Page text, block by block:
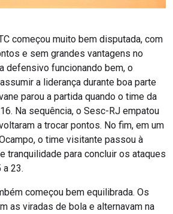
começou muito bem disputada, com
e sem grandes vantagens no
defensivo funcionando bem, o
a liderança durante boa parte
parou a partida quando o time da
Na sequência, o Sesc-RJ empatou
a trocar pontos. No fim, em um
o time visitante passou à
tranquilidade para concluir os ataques
23.
começou bem equilibrada. Os
as viradas de bola e alternavam na